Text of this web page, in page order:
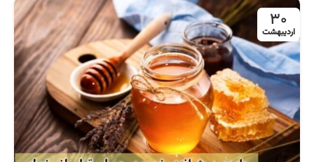
30
اردیبهشت